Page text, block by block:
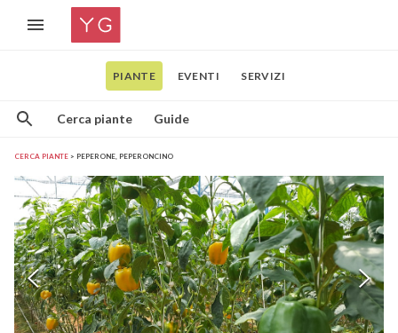
PIANTE EVENTI SERVIZI
Cerca piante Guide
CERCA PIANTE PEPERONE, PEPERONCINO